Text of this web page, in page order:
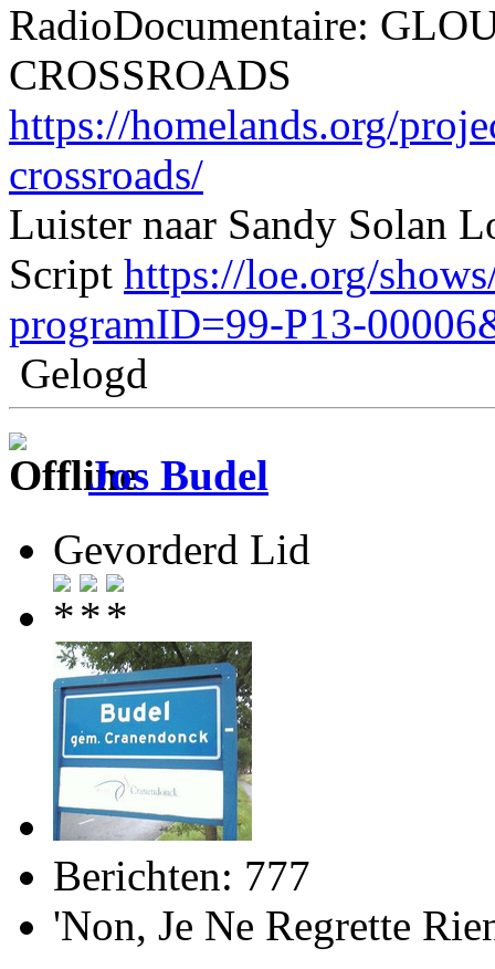
RadioDocumentaire:
CROSSROADS
https://homelands.org/
crossroads/
Luister naar Sandy Solan
Script https://loe.org/
programID=99-P13-
Gelogd
Jos Budel
Gevorderd Lid
Berichten: 777
'Non, Je Ne Regrette